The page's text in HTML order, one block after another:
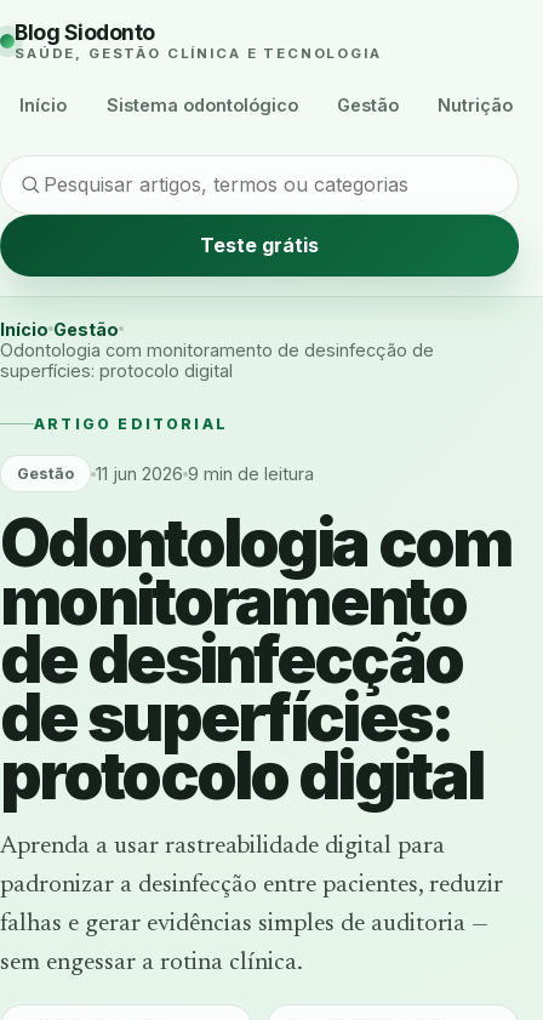
Blog Siodonto
SAÚDE, GESTÃO CLÍNICA E TECNOLOGIA
Início Sistema odontológico Gestão Nutrição
Teste grátis
Início Gestão
Odontologia com monitoramento de desinfecção de
superfícies: protocolo digital
ARTIGO EDITORIAL
Gestão 11 jun 2026 9 min de leitura
Odontologia com
monitoramento
de desinfecção
de superfícies:
protocolo digital
Aprenda a usar rastreabilidade digital para
padronizar a desinfecção entre pacientes, reduzir
falhas e gerar evidências simples de auditoria —
sem engessar a rotina clínica.